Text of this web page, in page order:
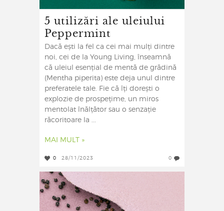
5 utilizări ale uleiului
Peppermint
Dacă ești la fel ca cei mai mulți dintre
noi, cei de la Young Living, înseamnă
că uleiul esențial de mentă de grădină
(Mentha piperita) este deja unul dintre
preferatele tale. Fie că îți dorești o
explozie de prospețime, un miros
mentolat înălțător sau o senzație
răcoritoare la ...
MAI MULT »
0 28/11/2023 0